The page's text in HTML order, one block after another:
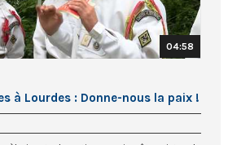
04:58
à Lourdes : Donne-nous la paix !